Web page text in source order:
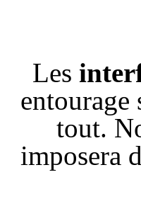
Les
entourage
tout.
imposera